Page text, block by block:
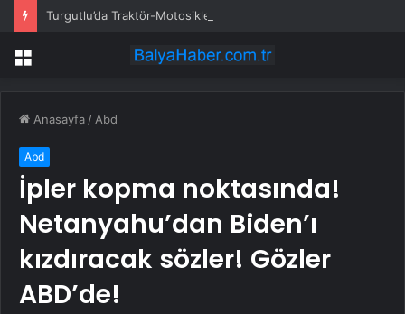
Turgutlu’da Traktör-Motosiklet Kazası
Menü
Anasayfa /Abd
Abd
İpler kopma noktasında!
Netanyahu’dan Biden’ı
kızdıracak sözler! Gözler
ABD’de!